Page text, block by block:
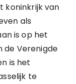
koninkrijk van
als
is op het
de Verenigde
is het
te